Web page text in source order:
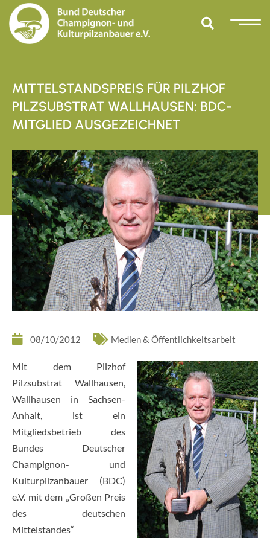
MITTELSTANDSPREIS FÜR PILZHOF
PILZSUBSTRAT WALLHAUSEN: BDC-
MITGLIED AUSGEZEICHNET
08/10/2012 Medien & Öffentlichkeitsarbeit
Mit dem Pilzhof
Pilzsubstrat Wallhausen,
Wallhausen in Sachsen-
Anhalt, ist ein
Mitgliedsbetrieb des
Bundes Deutscher
Champignon- und
Kulturpilzanbauer (BDC)
e.V. mit dem „Großen Preis
des deutschen
Mittelstandes“